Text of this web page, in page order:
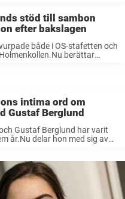
stöd till sambon
efter bakslagen
både i OS-stafetten och
berättar
intima ord om
Gustaf Berglund
Gustaf Berglund har varit
år.Nu delar hon med sig av
...